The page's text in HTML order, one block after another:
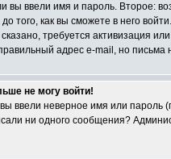
вы ввели имя и пароль. Второе:
того, как вы сможете в него
требуется активизация
адрес e-mail, но
не могу войти!
ввели неверное имя или пароль
ни одного сообщения?